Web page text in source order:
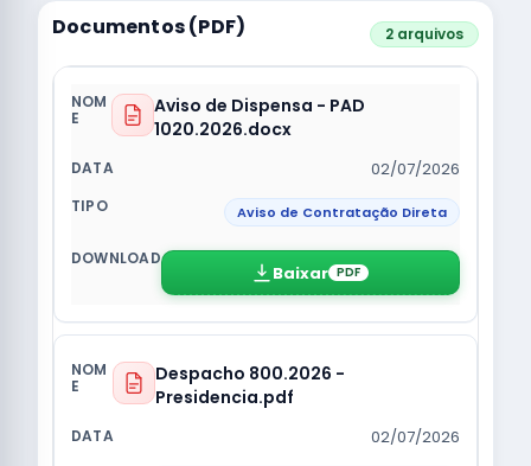
Documentos (PDF) 2 arquivos
Aviso de Dispensa - PAD
1020.2026.docx
02/07/2026
Aviso de Contratação Direta
Baixar PDF
Despacho 800.2026 -
Presidencia.pdf
02/07/2026